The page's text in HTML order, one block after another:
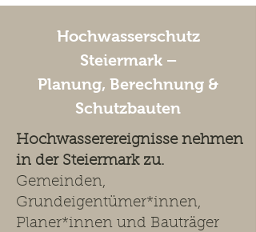
Hochwasserschutz
Steiermark –
Planung, Berechnung &
Schutzbauten
Hochwasserereignisse nehmen
in der Steiermark zu.
Gemeinden,
Grundeigentümer*innen,
Planer*innen und Bauträger